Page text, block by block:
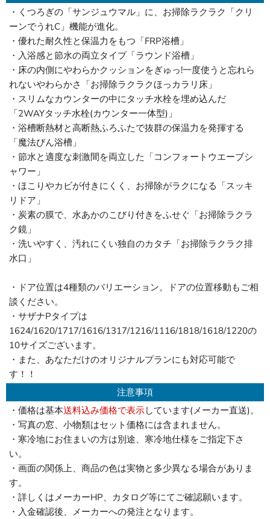
・くつろぎの「サンジュウマル」に、お掃除ラクラク「クリ
ーンでうれC」機能が進化。
・優れた耐久性と保温力をもつ「FRP浴槽」
・入浴感と節水の両立タイプ「ラウンド浴槽」
・床の内側にやわらかクッションをぎゅっ!一度使うと忘れら
れないやわらかさ「お掃除ラクラクほっカラリ床」
・スリムなカウンターの中にタッチ水栓を埋め込んだ
「2WAYタッチ水栓(カウンター一体型)」
・浴槽断熱材と高断熱ふろふたで抜群の保温力を発揮する
「魔法びん浴槽」
・節水と適度な刺激間を両立した「コンフォートウエーブシ
ャワー」
・ほこりやカビが付きにくく、お掃除がラクになる「スッキ
リドア」
・炭素の膜で、水あかのこびり付きをふせぐ「お掃除ラクラ
ク鏡」
・洗いやすく、汚れにくい独自のカタチ「お掃除ラクラク排
水口」
・ドア位置は4種類のバリエーション。ドアの位置移動もご相
談ください。
・サザナPタイプは
1624/1620/1717/1616/1317/1216/1116/1818/1618/1220の
10サイズございます。
・また、あなただけのオリジナルプランにも対応可能で
す！！
注意事項
・価格は基本送料込み価格で表示しています(メーカー直送)。
・写真の窓、小物類はセット価格には含まれません。
・寒冷地にお住まいの方は別途、寒冷地仕様をご指定下さ
い。
・画面の関係上、商品の色は実物と多少異なる場合がありま
す。
・詳しくはメーカーHP、カタログ等にてご確認願います。
・入金確認後、メーカーへの発注となります。